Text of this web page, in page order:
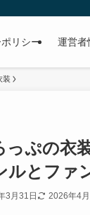
リシー 運営者
装
っぷの衣
ルとファ
3月31日 2026年4月